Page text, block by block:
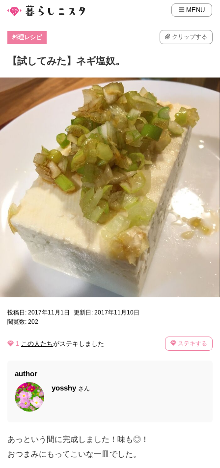
MENU
料理レシピ クリップする
【試してみた】ネギ塩奴。
投稿日: 2017年11月1日
更新日: 2017年11月10日
閲覧数: 202
1 この人たちがステキしました ステキする
author
yosshy さん
あっという間に完成しました！味も◎！
おつまみにもってこいな一皿でした。